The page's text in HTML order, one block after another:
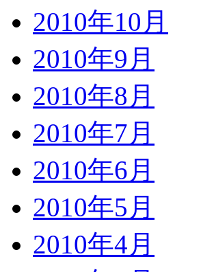
2010年10月
2010年9月
2010年8月
2010年7月
2010年6月
2010年5月
2010年4月